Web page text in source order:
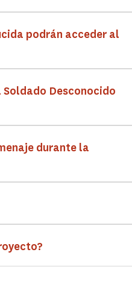
podrán acceder al
Soldado Desconocido
durante la